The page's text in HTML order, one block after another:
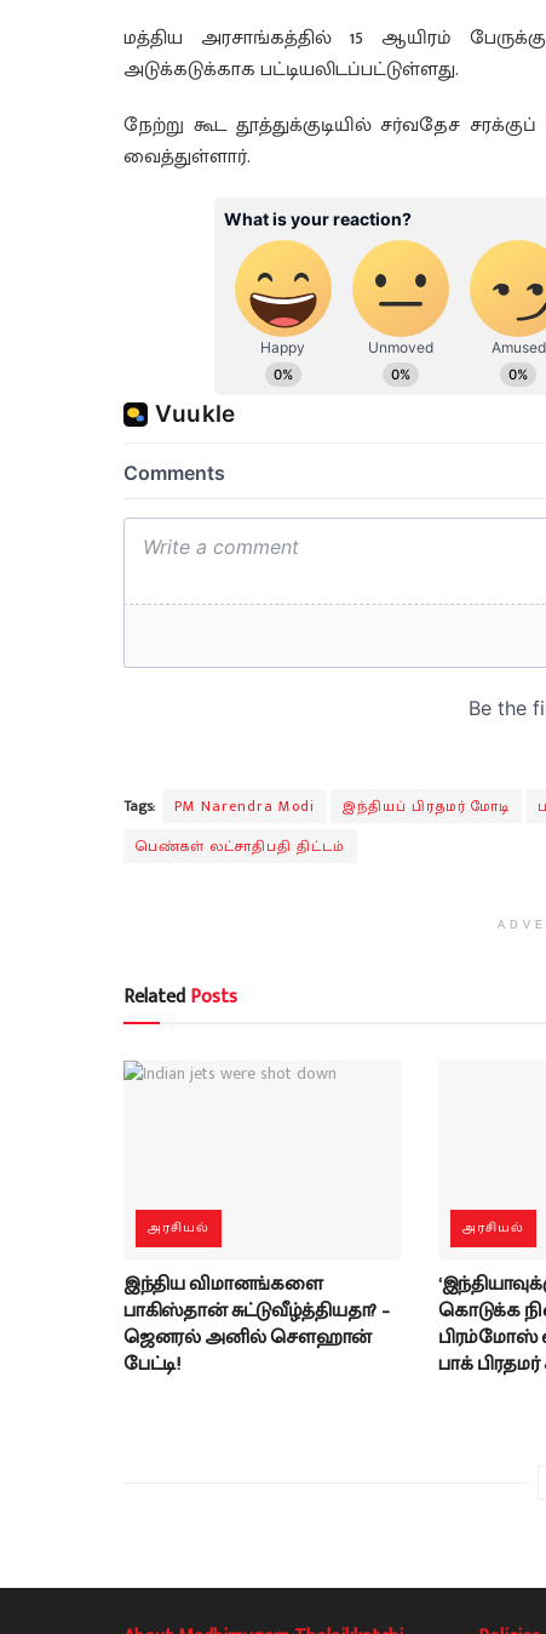
மத்திய அரசாங்கத்தில் 15 ஆயிரம்
அடுக்கடுக்காக பட்டியலிடப்பட்டுள்ளது.
நேற்று கூட தூத்துக்குடியில் சர்வதேச
வைத்துள்ளார்.
Tags: PM Narendra Modi இந்தியப் பிரதமர் மோடி
பெண்கள் லட்சாதிபதி திட்டம்
RelatedPosts
அரசியல்
இந்திய விமானங்களை
பாகிஸ்தான் சுட்டுவீழ்த்தியதா? –
ஜெனரல் அனில் சௌஹான்
பேட்டி!
அரசியல்
கொடுக்க
பிரம்மோஸ்
பாக்